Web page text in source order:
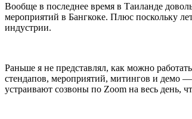
Вообще в последнее время в Таиланде
мероприятий в Бангкоке. Плюс поскольку
индустрии.
Раньше я не представлял, как можно
стендапов, мероприятий, митингов и демо
устраивают созвоны по Zoom на весь день,